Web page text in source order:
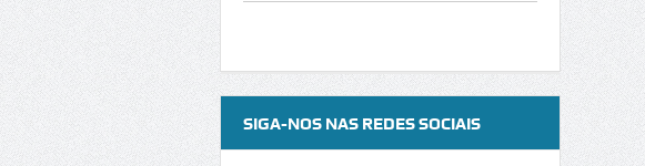
SIGA-NOS NAS REDES SOCIAIS